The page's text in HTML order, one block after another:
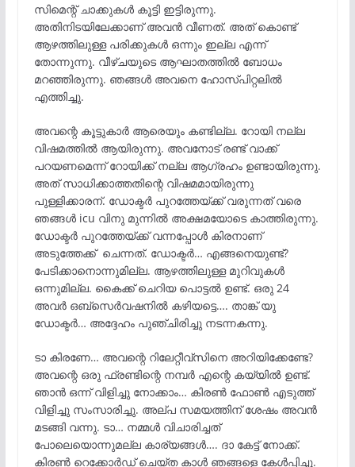
സിമെന്റ് ചാക്കുകൾ കൂട്ടി ഇട്ടിരുന്നു.
അതിനിടയിലേക്കാണ് അവൻ വീണത്. അത് കൊണ്ട്
ആഴത്തിലുള്ള പരിക്കുകൾ ഒന്നും ഇല്ല എന്ന്
തോന്നുന്നു. വീഴ്ചയുടെ ആഘാതത്തിൽ ബോധം
മറഞ്ഞിരുന്നു. ഞങ്ങൾ അവനെ ഹോസ്പിറ്റലിൽ
എത്തിച്ചു.
അവന്റെ കൂട്ടുകാർ ആരെയും കണ്ടില്ല. റോയി നല്ല
വിഷമത്തിൽ ആയിരുന്നു. അവനോട് രണ്ട് വാക്ക്
പറയണമെന്ന് റോയിക്ക് നല്ല ആഗ്രഹം ഉണ്ടായിരുന്നു.
അത് സാധിക്കാത്തതിന്റെ വിഷമമായിരുന്നു
പുള്ളിക്കാരന്. ഡോക്ടർ പുറത്തേയ്ക്ക് വരുന്നത് വരെ
ഞങ്ങൾ icu വിനു മുന്നിൽ അക്ഷമയോടെ കാത്തിരുന്നു.
ഡോക്ടർ പുറത്തേയ്ക്ക് വന്നപ്പോൾ കിരനാണ്
അടുത്തേക്ക് ചെന്നത്. ഡോക്ടർ… എങ്ങനെയുണ്ട്?
പേടിക്കാനൊന്നുമില്ല. ആഴത്തിലുള്ള മുറിവുകൾ
ഒന്നുമില്ല. കൈക്ക്‌ ചെറിയ പൊട്ടൽ ഉണ്ട്. ഒരു 24
അവർ ഒബ്സെർവഷനിൽ കഴിയട്ടെ…. താങ്ക് യു
ഡോക്ടർ… അദ്ദേഹം പുഞ്ചിരിച്ചു നടന്നകന്നു.
ടാ കിരണേ… അവന്റെ റിലേറ്റീവ്‌സിനെ അറിയിക്കേണ്ടേ?
അവന്റെ ഒരു ഫ്രണ്ടിന്റെ നമ്പർ എന്റെ കയ്യിൽ ഉണ്ട്.
ഞാൻ ഒന്ന് വിളിച്ചു നോക്കാം… കിരൺ ഫോൺ എടുത്ത്
വിളിച്ചു സംസാരിച്ചു. അല്പ സമയത്തിന് ശേഷം അവൻ
മടങ്ങി വന്നു. ടാ… നമ്മൾ വിചാരിച്ചത്
പോലെയൊന്നുമല്ല കാര്യങ്ങൾ…. ദാ കേട്ട് നോക്ക്.
കിരൺ റെക്കോർഡ് ചെയ്ത കാൾ ഞങ്ങളെ കേൾപ്പിച്ചു.